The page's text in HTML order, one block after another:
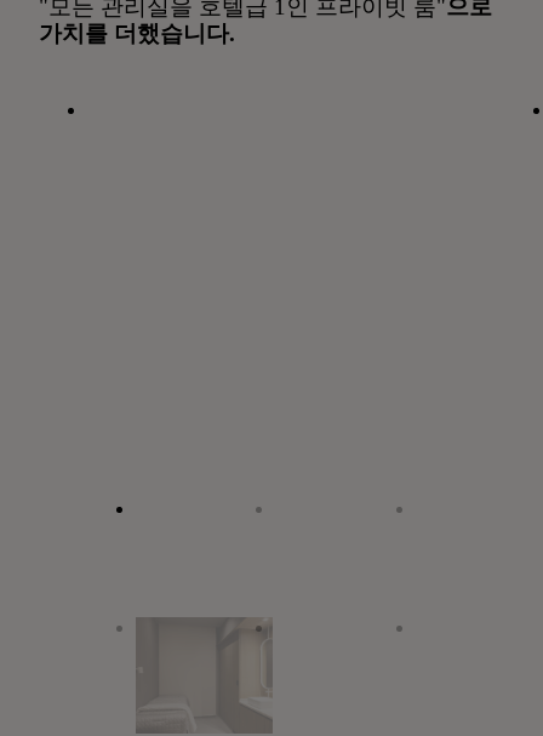
"모든 관리실을 호텔급 1인 프라이빗 룸"으로
가치를 더했습니다.